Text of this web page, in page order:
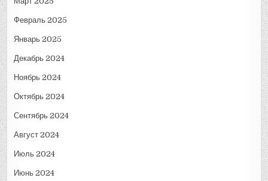
Февраль 2025
Январь 2025
Декабрь 2024
Ноябрь 2024
Октябрь 2024
Сентябрь 2024
Август 2024
Июль 2024
Июнь 2024